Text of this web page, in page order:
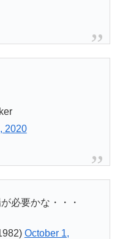
2020
必要かな・・・
October 1,